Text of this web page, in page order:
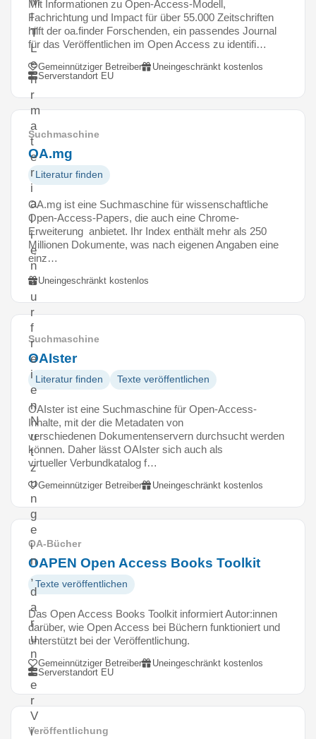
I
T
L
e
h
r
m
a
t
e
r
i
a
l
i
e
n
z
u
r
f
r
e
i
e
n
N
u
t
z
u
n
g
e
i
n
,
d
a
r
u
n
t
e
r
V
i
Mit Informationen zu Open-Access-Modell,
Fachrichtung und Impact für über 55.000 Zeitschriften
hilft der oa.finder Forschenden, ein passendes Journal
für das Veröffentlichen im Open Access zu identifi…
Gemeinnütziger Betreiber
Uneingeschränkt kostenlos
Serverstandort EU
Suchmaschine
OA.mg
Literatur finden
OA.mg ist eine Suchmaschine für wissenschaftliche
Open-Access-Papers, die auch eine Chrome-
Erweiterung anbietet. Ihr Index enthält mehr als 250
Millionen Dokumente, was nach eigenen Angaben eine
einz…
Uneingeschränkt kostenlos
Suchmaschine
OAIster
Literatur finden Texte veröffentlichen
OAIster ist eine Suchmaschine für Open-Access-
Inhalte, mit der die Metadaten von
verschiedenen Dokumentenservern durchsucht werden
können. Daher lässt OAIster sich auch als
virtueller Verbundkatalog f…
Gemeinnütziger Betreiber Uneingeschränkt kostenlos
OA-Bücher
OAPEN Open Access Books Toolkit
Texte veröffentlichen
Das Open Access Books Toolkit informiert Autor:innen
darüber, wie Open Access bei Büchern funktioniert und
unterstützt bei der Veröffentlichung.
Gemeinnütziger Betreiber
Uneingeschränkt kostenlos
Serverstandort EU
Veröffentlichung